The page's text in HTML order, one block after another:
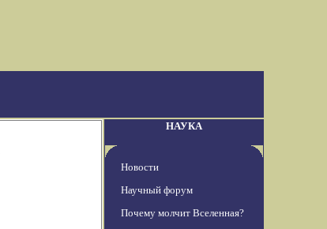
НАУКА
Новости
Научный форум
Почему молчит Вселенная?